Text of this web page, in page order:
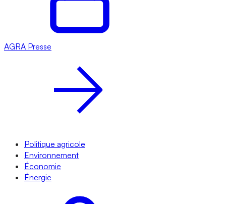
AGRA Presse
Politique agricole
Environnement
Économie
Énergie